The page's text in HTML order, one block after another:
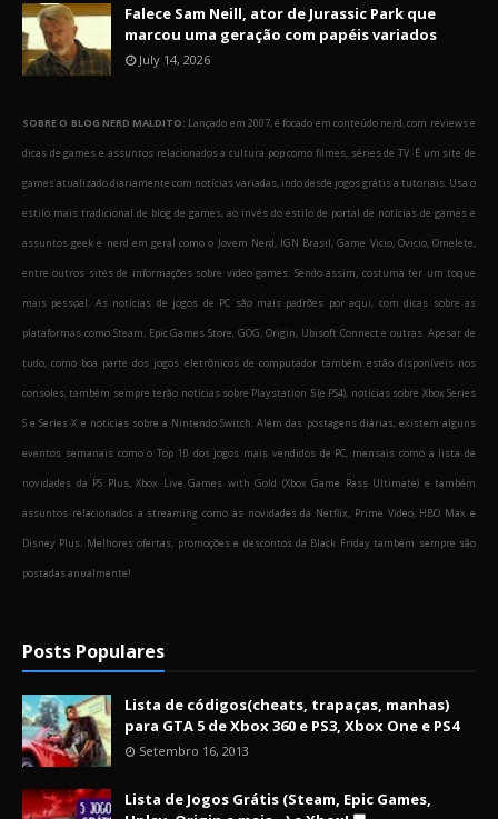
Falece Sam Neill, ator de Jurassic Park que
marcou uma geração com papéis variados
July 14, 2026
SOBRE O BLOG NERD MALDITO: Lançado em 2007, é focado em conteúdo nerd, com reviews e
dicas de games e assuntos relacionados a cultura pop como filmes, séries de TV. É um site de
games atualizado diariamente com notícias variadas, indo desde jogos grátis a tutoriais. Usa o
estilo mais tradicional de blog de games, ao invés do estilo de portal de notícias de games e
assuntos geek e nerd em geral como o Jovem Nerd, IGN Brasil, Game Vicio, Ovicio, Omelete,
entre outros sites de informações sobre video games. Sendo assim, costuma ter um toque
mais pessoal. As notícias de jogos de PC são mais padrões por aqui, com dicas sobre as
plataformas como Steam, Epic Games Store, GOG, Origin, Ubisoft Connect e outras. Apesar de
tudo, como boa parte dos jogos eletrônicos de computador também estão disponíveis nos
consoles, também sempre terão notícias sobre Playstation 5 (e PS4), notícias sobre Xbox Series
S e Series X e notícias sobre a Nintendo Switch. Além das postagens diárias, existem alguns
eventos semanais como o Top 10 dos jogos mais vendidos de PC, mensais como a lista de
novidades da PS Plus, Xbox Live Games with Gold (Xbox Game Pass Ultimate) e também
assuntos relacionados a streaming como as novidades da Netflix, Prime Video, HBO Max e
Disney Plus. Melhores ofertas, promoções e descontos da Black Friday também sempre são
postadas anualmente!
Posts Populares
Lista de códigos(cheats, trapaças, manhas)
para GTA 5 de Xbox 360 e PS3, Xbox One e PS4
Setembro 16, 2013
Lista de Jogos Grátis (Steam, Epic Games,